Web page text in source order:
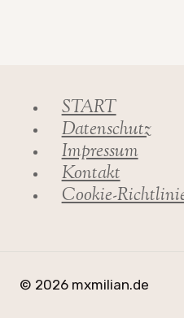
START
Datenschutz
Impressum
Kontakt
Cookie-
© 2026 mxmilian.de